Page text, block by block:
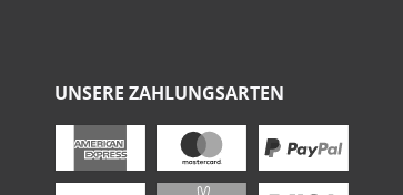
UNSERE ZAHLUNGSARTEN